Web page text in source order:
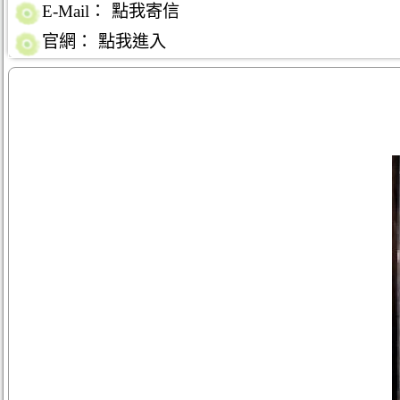
E-Mail：
點我寄信
官網：
點我進入